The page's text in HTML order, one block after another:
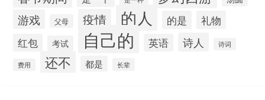
游戏 父母 疫情 的人 的是 礼物
红包 考试 自己的 英语 诗人 诗词
费用 还不 都是 长辈